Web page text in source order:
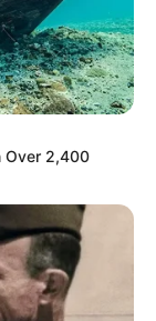
Over 2,400